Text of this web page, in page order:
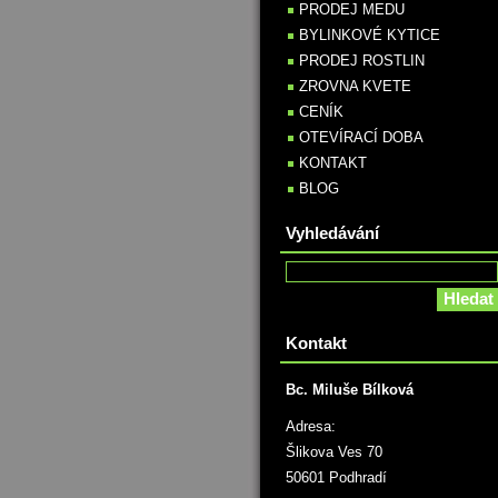
PRODEJ MEDU
BYLINKOVÉ KYTICE
PRODEJ ROSTLIN
ZROVNA KVETE
CENÍK
OTEVÍRACÍ DOBA
KONTAKT
BLOG
Vyhledávání
Kontakt
Bc. Miluše Bílková
Adresa:
Šlikova Ves 70
50601 Podhradí